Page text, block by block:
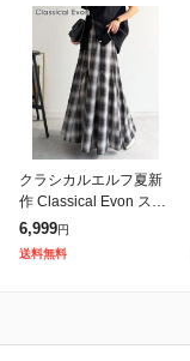
クラシカルエルフ夏新
作 Classical Evon スカ
ート ロング マキシ丈
ボトムス レディース オ
ンブレチェック マーメ
6,999円
送料無料